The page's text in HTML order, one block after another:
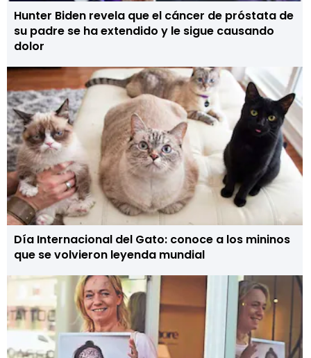
Hunter Biden revela que el cáncer de próstata de
su padre se ha extendido y le sigue causando
dolor
Día Internacional del Gato: conoce a los mininos
que se volvieron leyenda mundial